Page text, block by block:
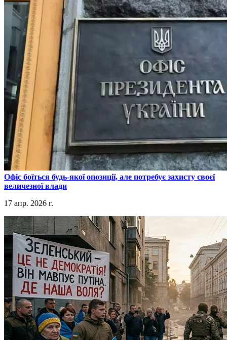
​Офіс боїться будь-якої опозиції, але потребує захисту своєї
величезної влади
17 апр. 2026 г.